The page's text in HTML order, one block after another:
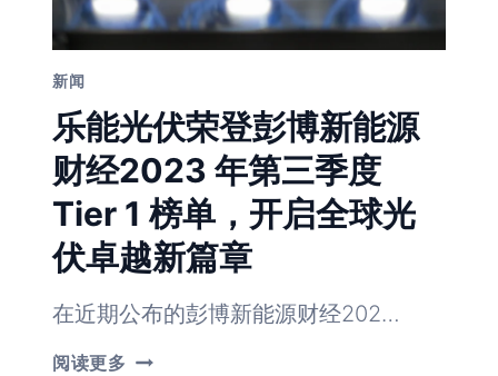
迈
向
清
来
新闻
乐能光伏荣登彭博新能源
财经2023 年第三季度
Tier 1 榜单，开启全球光
伏卓越新篇章
在近期公布的彭博新能源财经202…
阅读更多 乐